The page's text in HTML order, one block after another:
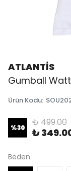
ATLANTİS
Gumball
Ürün Kodu:
%30 ₺ 499.00
₺
Beden